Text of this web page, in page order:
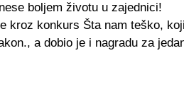
boljem životu u zajednici!
kroz konkurs Šta nam teško,
a dobio je i nagradu za